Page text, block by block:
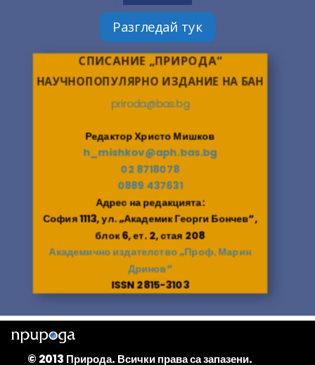
Разгледай тук
СПИСАНИЕ „ПРИРОДА“
НАУЧНОПОПУЛЯРНО ИЗДАНИЕ НА БАН
priroda@bas.bg
Редактор Христо Мишков
h_mishkov@aph.bas.bg
02 8718078
0889 437631
Адрес на редакцията:
София 1113, ул. „Академик Георги Бончев“,
блок 6, ет. 2, стая 208
Академично издателство „Проф. Марин
Дринов“
ISSN 2815-3103
© 2013 Природа. Всички права са запазени.